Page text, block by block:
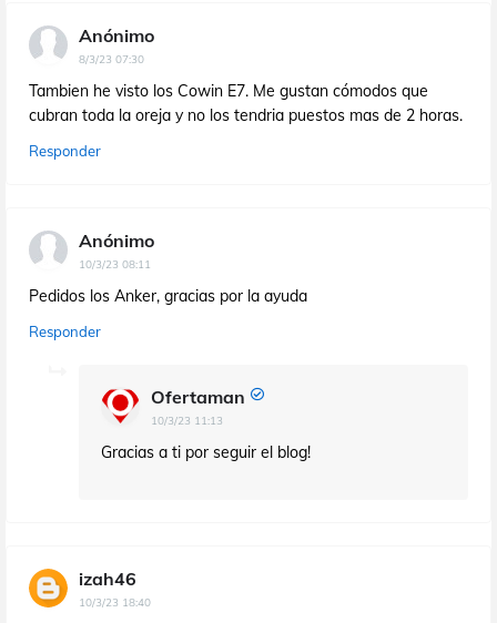
Anónimo
8/3/23 07:30
Tambien he visto los Cowin E7. Me gustan cómodos que
cubran toda la oreja y no los tendria puestos mas de 2 horas.
Responder
Anónimo
10/3/23 08:11
Pedidos los Anker, gracias por la ayuda
Responder
Ofertaman
10/3/23 11:13
Gracias a ti por seguir el blog!
izah46
10/3/23 18:40